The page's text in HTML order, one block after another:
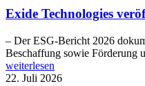
Exide Technologies
– Der ESG-Bericht 2026
Beschaffung sowie Förderung
weiterlesen
22. Juli 2026